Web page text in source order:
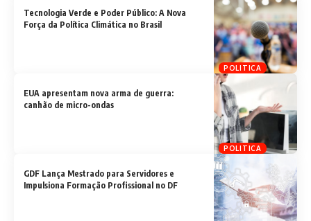
POLITICA
Tecnologia Verde e Poder Público: A Nova
Força da Política Climática no Brasil
POLITICA
EUA apresentam nova arma de guerra:
canhão de micro-ondas
GDF Lança Mestrado para Servidores e
Impulsiona Formação Profissional no DF